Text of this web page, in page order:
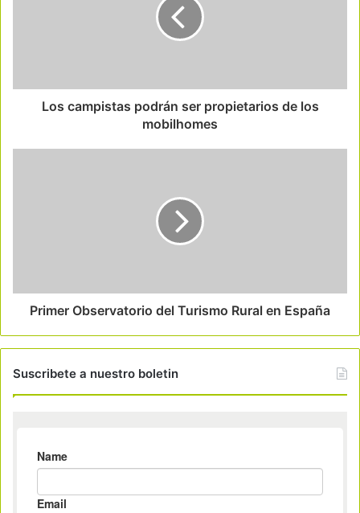
Los campistas podrán ser propietarios de los
mobilhomes
Primer Observatorio del Turismo Rural en España
Suscribete a nuestro boletin